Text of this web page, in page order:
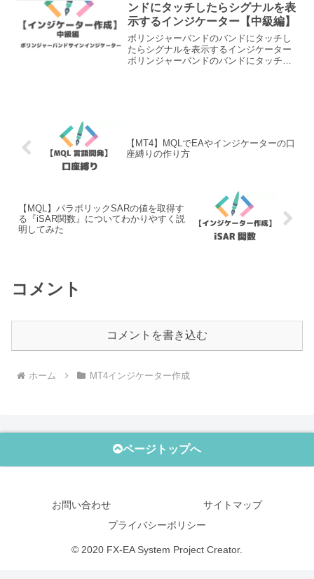
ンドにタッチしたらシグナルを表
示するインジケーター【中級編】
ボリンジャーバンドのバンドにタッチし
たらシグナルを表示するインジケーター
ボリンジャーバンドのバンドにタッチし
【MT4】MQLでEAやインジケーターの口
座縛りの作り方
【MQL】パラボリックSARの値を取得す
る『iSAR関数』についてわかりやすく説
明してみた
コメント
コメントを書き込む
ホーム MT4インジケーター作成
ページトップへ
お問い合わせ
サイトマップ
プライバシーポリシー
© 2020 FX-EA System Project Creator.